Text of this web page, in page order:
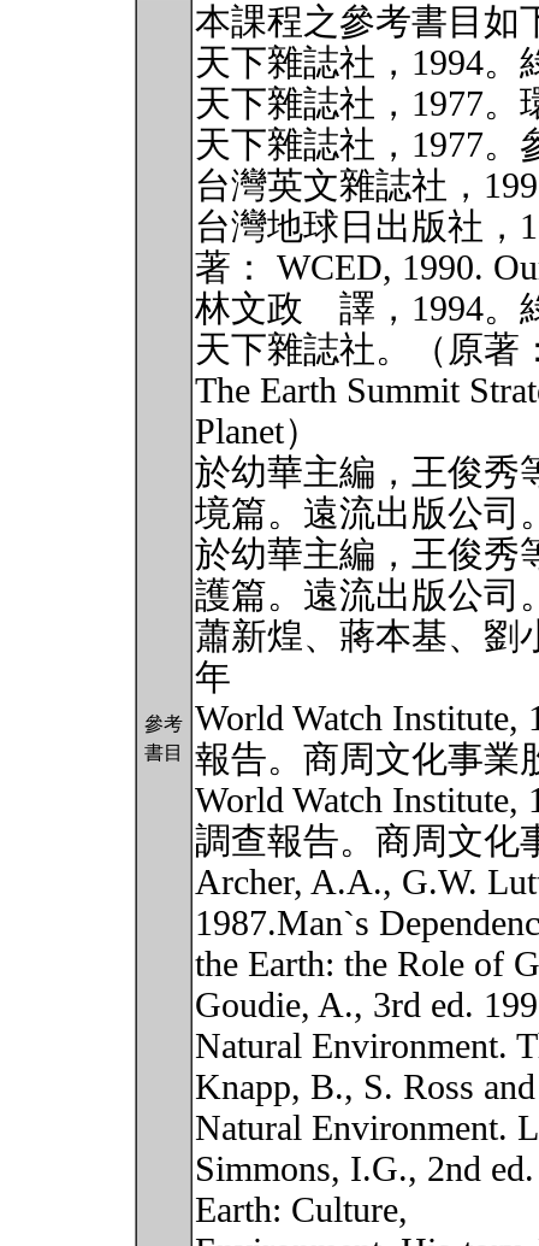
參考
書目
本課程之參考書目如
天下雜誌社，1994。
天下雜誌社，1977。
天下雜誌社，1977。
台灣英文雜誌社，
台灣地球日出版社，
著： WCED, 1990.
林文政 譯，1994。
天下雜誌社。（原著
The Earth Summit
Planet）
於幼華主編，王俊秀
境篇。遠流出版公司
於幼華主編，王俊秀
護篇。遠流出版公司
蕭新煌、蔣本基、劉
年
World Watch
報告。商周文化事業
World Watch
調查報告。商周文化
Archer, A.A., G.W.
1987.Man`s
the Earth: the Role of
Goudie, A., 3rd ed.
Natural Environment.
Knapp, B., S. Ross
Natural Environment.
Simmons, I.G., 2nd
Earth: Culture,